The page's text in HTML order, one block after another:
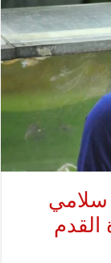
سلامي
القدم